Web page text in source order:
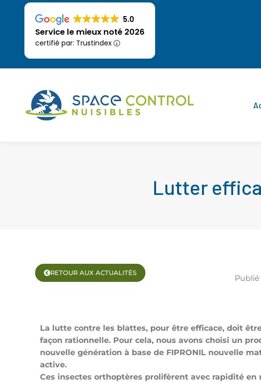
5.0
Service le mieux noté 2026
certifié par: Trustindex
Lutter
RETOUR AUX ACTUALITÉS
Publié
La lutte contre les blattes, pour être efficace, doit
façon rationnelle. Pour cela, nous avons choisi un
nouvelle génération à base de FIPRONIL nouvelle
active.
Ces insectes orthoptères prolifèrent avec rapidité en